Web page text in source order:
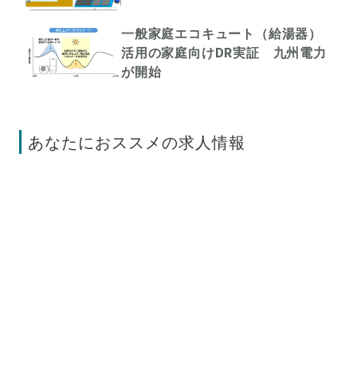
一般家庭エコキュート（給湯器）
活用の家庭向けDR実証 九州電力
が開始
あなたにおススメの求人情報